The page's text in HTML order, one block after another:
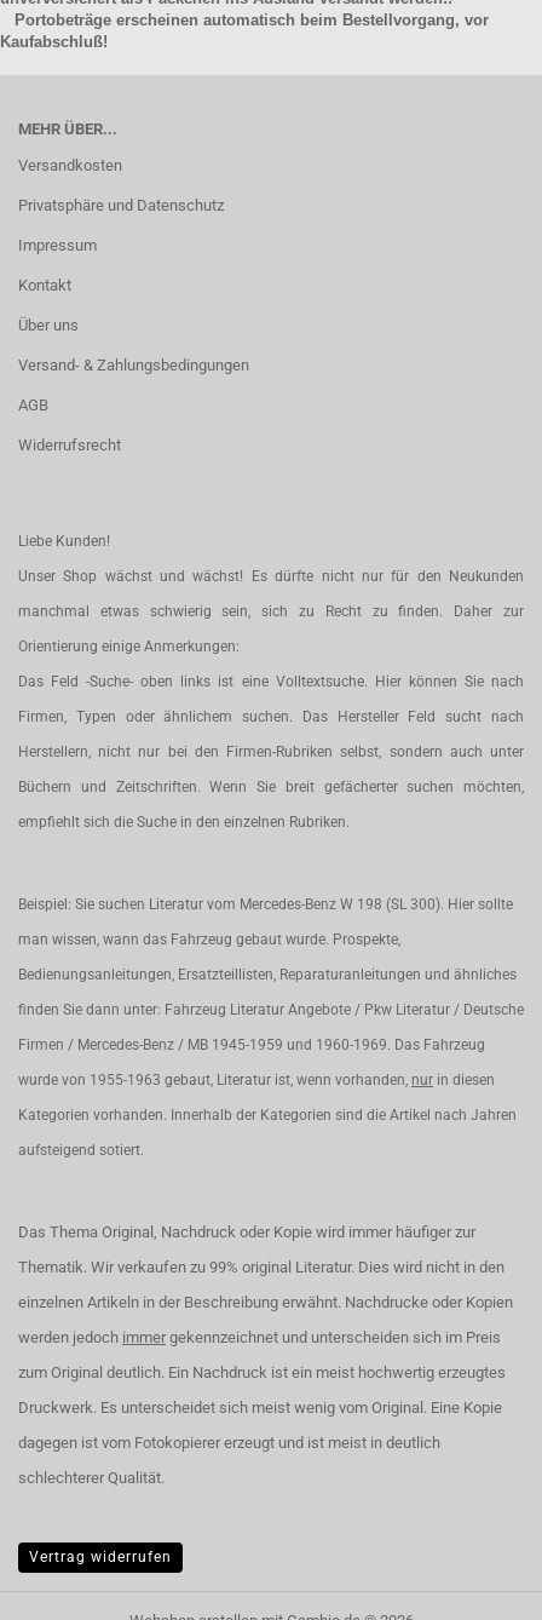
Portobeträge erscheinen automatisch beim Bestellvorgang, vor
Kaufabschluß!
MEHR ÜBER...
Versandkosten
Privatsphäre und Datenschutz
Impressum
Kontakt
Über uns
Versand- & Zahlungsbedingungen
AGB
Widerrufsrecht
Liebe Kunden!
Unser Shop wächst und wächst! Es dürfte nicht nur für den Neukunden
manchmal etwas schwierig sein, sich zu Recht zu finden. Daher zur
Orientierung einige Anmerkungen:
Das Feld -Suche- oben links ist eine Volltextsuche. Hier können Sie nach
Firmen, Typen oder ähnlichem suchen. Das Hersteller Feld sucht nach
Herstellern, nicht nur bei den Firmen-Rubriken selbst, sondern auch unter
Büchern und Zeitschriften. Wenn Sie breit gefächerter suchen möchten,
empfiehlt sich die Suche in den einzelnen Rubriken.
Beispiel: Sie suchen Literatur vom Mercedes-Benz W 198 (SL 300). Hier sollte
man wissen, wann das Fahrzeug gebaut wurde. Prospekte,
Bedienungsanleitungen, Ersatzteillisten, Reparaturanleitungen und ähnliches
finden Sie dann unter: Fahrzeug Literatur Angebote / Pkw Literatur / Deutsche
Firmen / Mercedes-Benz / MB 1945-1959 und 1960-1969. Das Fahrzeug
wurde von 1955-1963 gebaut, Literatur ist, wenn vorhanden, nur in diesen
Kategorien vorhanden. Innerhalb der Kategorien sind die Artikel nach Jahren
aufsteigend sotiert.
Das Thema Original, Nachdruck oder Kopie wird immer häufiger zur
Thematik. Wir verkaufen zu 99% original Literatur. Dies wird nicht in den
einzelnen Artikeln in der Beschreibung erwähnt. Nachdrucke oder Kopien
werden jedoch immer gekennzeichnet und unterscheiden sich im Preis
zum Original deutlich. Ein Nachdruck ist ein meist hochwertig erzeugtes
Druckwerk. Es unterscheidet sich meist wenig vom Original. Eine Kopie
dagegen ist vom Fotokopierer erzeugt und ist meist in deutlich
schlechterer Qualität.
Vertrag widerrufen